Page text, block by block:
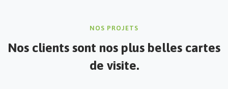
NOS PROJETS
Nos clients sont nos plus belles cartes
de visite.